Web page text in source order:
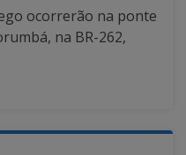
ocorrerão na ponte
na BR-262,